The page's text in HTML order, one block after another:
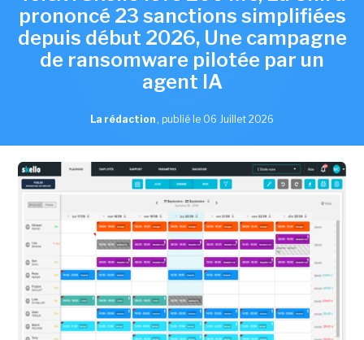
prononcé 23 sanctions simplifiées
depuis début 2026, Une campagne
de ransomware pilotée par un
agent IA
La rédaction , publié le 06 Juillet 2026